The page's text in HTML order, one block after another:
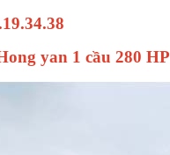
yan 1 cầu 280 HP